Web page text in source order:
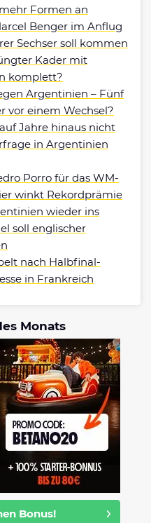
Formen an
Benger im Anflug
Sechser soll kommen
Kader mit
komplett?
Argentinien – Fünf
vor einem Wechsel?
Jahre hinaus nicht
in Argentinien
Porro für das WM-
winkt Rekordprämie
wieder ins
soll englischer
nach Halbfinal-
in Frankreich
Monats
Bonus!